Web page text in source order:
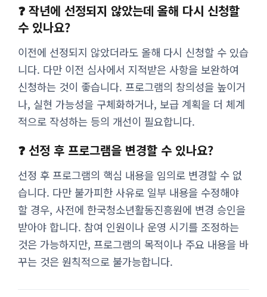
❓ 작년에 선정되지 않았는데 올해 다시 신청할
수 있나요?
이전에 선정되지 않았더라도 올해 다시 신청할 수 있습
니다. 다만 이전 심사에서 지적받은 사항을 보완하여
신청하는 것이 좋습니다. 프로그램의 창의성을 높이거
나, 실현 가능성을 구체화하거나, 보급 계획을 더 체계
적으로 작성하는 등의 개선이 필요합니다.
❓ 선정 후 프로그램을 변경할 수 있나요?
선정 후 프로그램의 핵심 내용을 임의로 변경할 수 없
습니다. 다만 불가피한 사유로 일부 내용을 수정해야
할 경우, 사전에 한국청소년활동진흥원에 변경 승인을
받아야 합니다. 참여 인원이나 운영 시기를 조정하는
것은 가능하지만, 프로그램의 목적이나 주요 내용을 바
꾸는 것은 원칙적으로 불가능합니다.